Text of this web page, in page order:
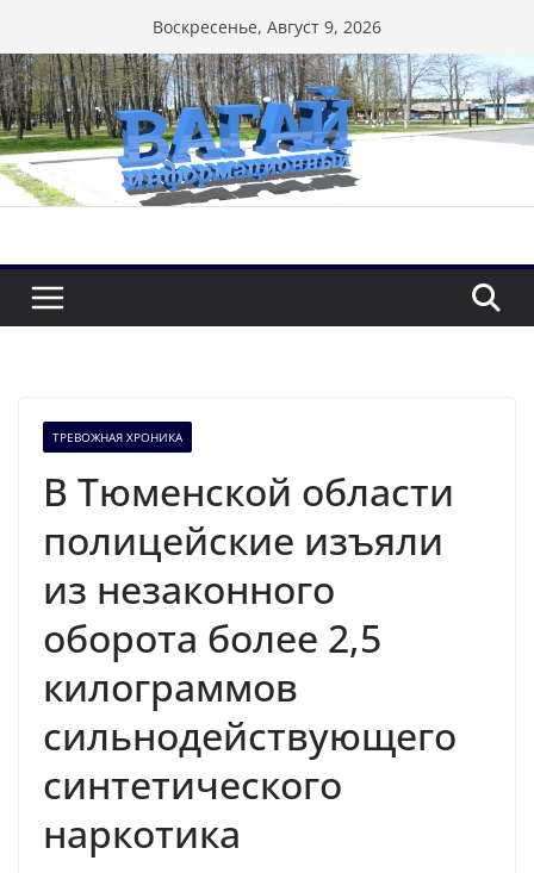
к
содержимому
Воскресенье, Август 9, 2026
ТРЕВОЖНАЯ ХРОНИКА
В Тюменской области
полицейские изъяли
из незаконного
оборота более 2,5
килограммов
сильнодействующего
синтетического
наркотика